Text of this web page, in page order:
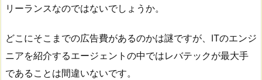
リーランスなのではないでしょうか。
どこにそこまでの広告費があるのかは謎ですが、ITのエンジ
ニアを紹介するエージェントの中ではレバテックが最大手
であることは間違いないです。